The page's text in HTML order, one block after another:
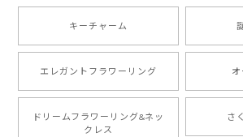
キーチャーム
エレガントフラワーリング
ドリームフラワーリング&ネッ
クレス
さ